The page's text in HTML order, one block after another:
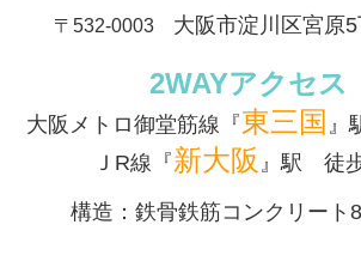
〒532-0003 大阪市淀川区宮原
2WAYアクセス
大阪メトロ御堂筋線『東三国 』
ＪR線『新大阪 』駅 徒
構造：鉄骨鉄筋コンクリート